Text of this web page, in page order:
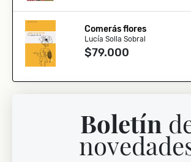
Comerás flores
Lucía Solla Sobral
$79.000
Boletín